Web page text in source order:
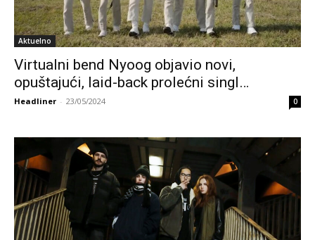
Aktuelno
Virtualni bend Nyoog objavio novi,
opuštajući, laid-back prolećni singl…
Headliner - 23/05/2024 0